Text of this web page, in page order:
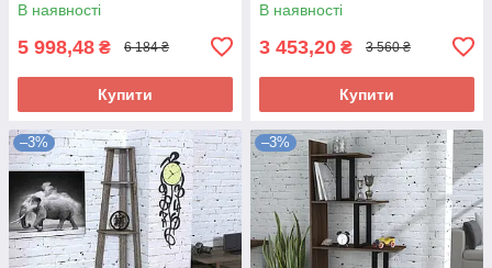
В наявності
5 998,48 ₴ 6 184 ₴
Купити
В наявності
3 453,20 ₴ 3 560 ₴
Купити
–3% –3%